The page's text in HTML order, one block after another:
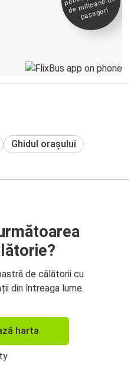
milioane de
pasageri
Ghidul orașului
de călătorii cu
din întreaga lume.
harta